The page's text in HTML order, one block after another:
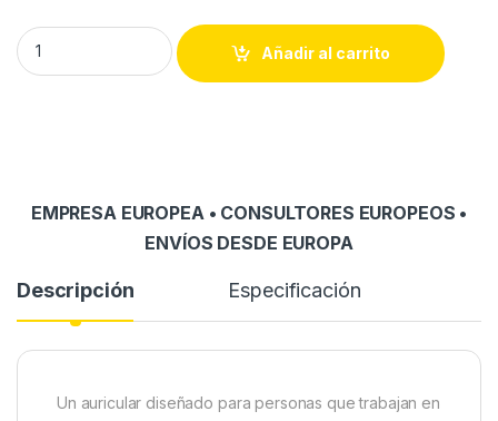
Headset (conjunto de auriculares con micrófono) TEM-01PG
Añadir al carrito
EMPRESA EUROPEA • CONSULTORES EUROPEOS •
ENVÍOS DESDE EUROPA
Descripción Especificación
Un auricular diseñado para personas que trabajan en